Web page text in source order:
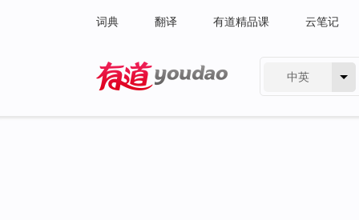
词典 翻译 有道精品课 云笔记
中英